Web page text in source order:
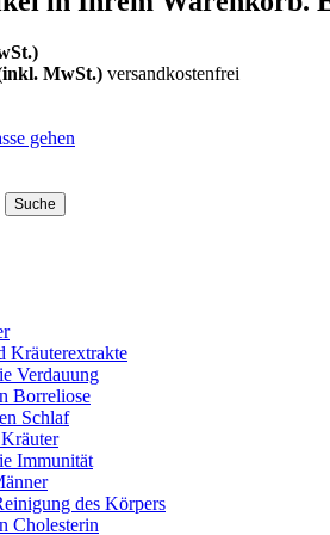
MwSt.) versandkostenfrei
gehen
Suche
Kräuterextrakte
Verdauung
Borreliose
Schlaf
Immunität
des Körpers
Cholesterin